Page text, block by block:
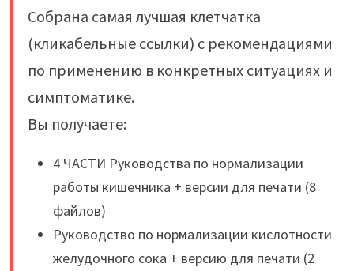
Собрана самая лучшая клетчатка
(кликабельные ссылки) с рекомендациями
по применению в конкретных ситуациях и
симптоматике.
Вы получаете:
4 ЧАСТИ Руководства по нормализации
работы кишечника + версии для печати (8
файлов)
Руководство по нормализации кислотности
желудочного сока + версию для печати (2